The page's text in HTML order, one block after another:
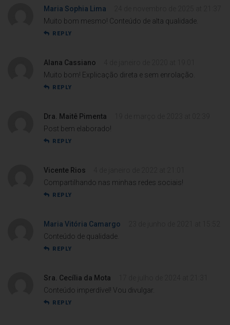
Maria Sophia Lima
Muito bom mesmo! Conteúdo de alta qualidade.
REPLY
Alana Cassiano
Muito bom! Explicação direta e sem enrolação.
REPLY
Dra. Maitê Pimenta
Post bem elaborado!
REPLY
Vicente Rios
Compartilhando nas minhas redes sociais!
REPLY
Maria Vitória Camargo
Conteúdo de qualidade.
REPLY
Sra. Cecília da Mota
Conteúdo imperdível! Vou divulgar.
REPLY